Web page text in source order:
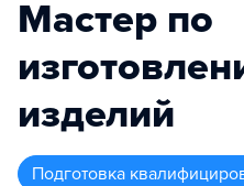
Мастер по
изделий
подготовка